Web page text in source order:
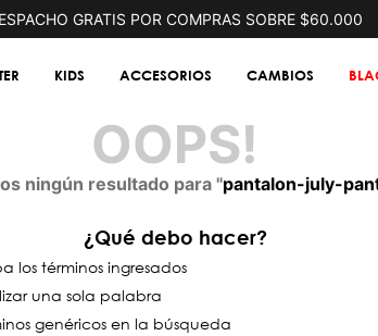
GRATIS POR COMPRAS SOBRE $60.000
KIDS ACCESORIOS CAMBIOS
OOPS!
ningún resultado para "pantalon-july-
¿Qué debo hacer?
los términos ingresados
una sola palabra
genéricos en la búsqueda